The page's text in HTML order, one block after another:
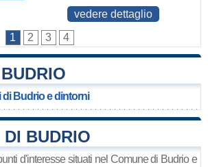
vedere dettaglio
1
2 3 4
Budrio e dintorni
BUDRIO
d'interesse situati nel Comune di Budrio e